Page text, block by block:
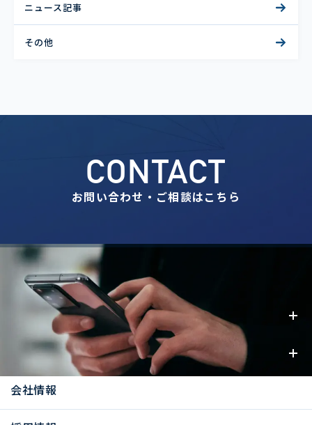
ニュース記事
その他
CONTACT
お問い合わせ・ご相談はこちら
事業内容
お知らせ
会社情報